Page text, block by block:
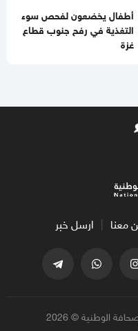
أطفال يخضعون لفحص سوء
التغذية في رفح جنوب قطاع
غزة
معنا ارسل خبر
الوطنية © 2026